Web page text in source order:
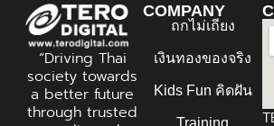
“Driving Thai
society towards
a better future
through trusted
COMPANY
ถกไม่เถียง
เงินทองของจริง
Kids Fun คิดฝัน
Training